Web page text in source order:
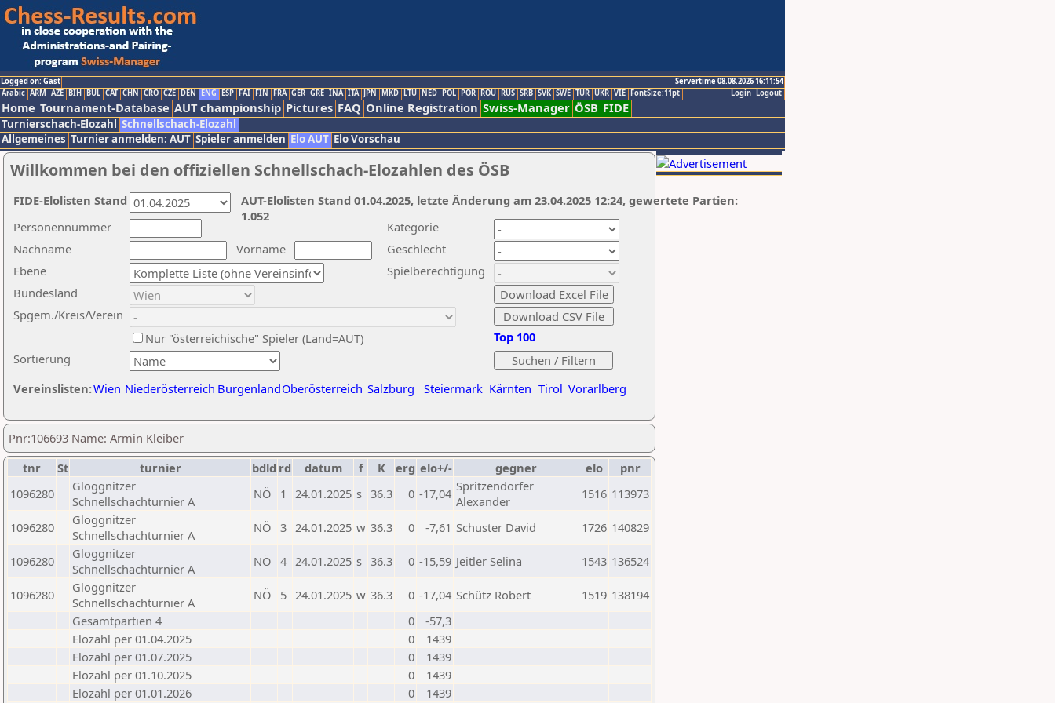
Logged on: Gast
Servertime 08.08.2026 16:11:54
Logout
Login
Arabic ARM AZE BIH BUL CAT CHN CRO CZE DEN ENG ESP FAI FIN FRA GER GRE INA ITA JPN MKD LTU NED POL POR ROU RUS SRB SVK SWE TUR UKR VIE FontSize:11pt
Home Tournament-Database AUT championship Pictures FAQ Online Registration Swiss-Manager ÖSB FIDE
Turnierschach-Elozahl Schnellschach-Elozahl
Allgemeines Turnier anmelden: AUT Spieler anmelden Elo AUT Elo Vorschau
Willkommen bei den offiziellen Schnellschach-Elozahlen des ÖSB
Nachname
Vorname
Ebene
Kategorie
Sortierung
Personennummer
Bundesland
Spgem./Kreis/Verein
Geschlecht
Nur "österreichische" Spieler (Land=AUT)
Spielberechtigung
Vereinslisten:Wien Niederösterreich BurgenlandOberösterreich Salzburg Steiermark Kärnten Tirol Vorarlberg
Top 100
AUT-Elolisten Stand 01.04.2025, letzte Änderung am 23.04.2025 12:24, gewertete Partien:
1.052
FIDE-Elolisten Stand
Pnr:106693 Name: Armin Kleiber
tnr
St turnier bdld rd datum f K erg elo+/- gegner elo
pnr
1096280
Gloggnitzer
Schnellschachturnier A
NÖ 1 24.01.2025 s 36.3 0 -17,04 Spritzendorfer
Alexander
1516 113973
1096280
Gloggnitzer
Schnellschachturnier A
NÖ 3 24.01.2025 w 36.3 0 -7,61 Schuster David 1726 140829
1096280
Gloggnitzer
Schnellschachturnier A
NÖ 4 24.01.2025 s 36.3 0 -15,59 Jeitler Selina 1543 136524
1096280
Gloggnitzer
Schnellschachturnier A
NÖ 5 24.01.2025 w 36.3 0 -17,04 Schütz Robert 1519 138194
Gesamtpartien 4
0
-57,3
Elozahl per 01.04.2025
0
1439
Elozahl per 01.07.2025
0
1439
Elozahl per 01.10.2025
0
1439
Elozahl per 01.01.2026
0 1439